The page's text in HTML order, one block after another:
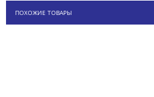
корзину
ПОХОЖИЕ ТОВАРЫ